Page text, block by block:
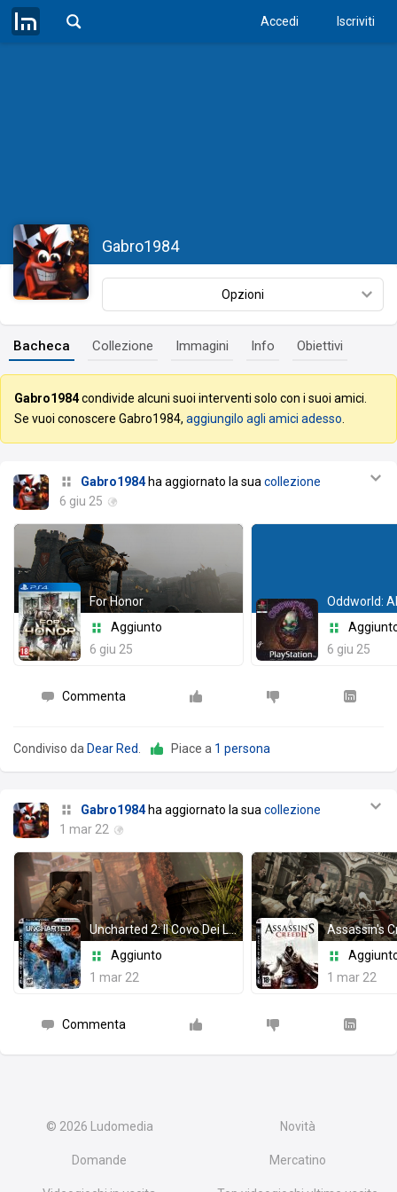
Accedi Iscriviti
Gabro1984
Opzioni
Bacheca Collezione Immagini Info Obiettivi
Gabro1984condivide alcuni suoi interventi solo con i suoi amici.
Se vuoi conoscere Gabro1984, aggiungilo agli amici adesso
Gabro1984ha aggiornato la sua collezione
6 giu 25
For Honor
Aggiunto
6 giu 25
Oddworld:
6 giu 25
Commenta
Condiviso da Dear Red Piace a 1 persona
Gabro1984ha aggiornato la sua collezione
1 mar 22
Uncharted 2: Il Covo Dei Ladri
Aggiunto
1 mar 22
Assassin's
1 mar 22
Commenta
© 2026 Ludomedia Novità
Domande Mercatino